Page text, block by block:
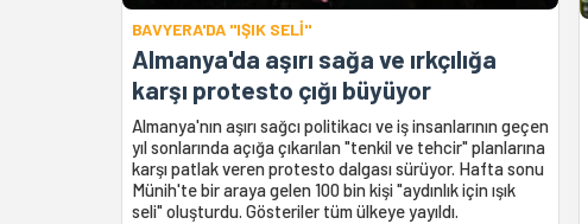
BAVYERA'DA "IŞIK SELİ"
Almanya'da aşırı sağa ve ırkçılığa
karşı protesto çığı büyüyor
Almanya'nın aşırı sağcı politikacı ve iş insanlarının geçen
yıl sonlarında açığa çıkarılan "tenkil ve tehcir" planlarına
karşı patlak veren protesto dalgası sürüyor. Hafta sonu
Münih'te bir araya gelen 100 bin kişi "aydınlık için ışık
seli" oluşturdu. Gösteriler tüm ülkeye yayıldı.